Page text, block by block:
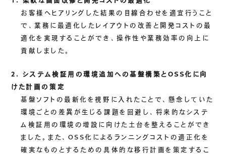
お客様へヒアリングした結果の目線合わせを適宜行うこと
で、業務に最適化したレイアウトの改善と開発コストの最
適化を実現することができ、操作性や業務効率の向上に
貢献しました。
2. システム検証用の環境追加への基盤構築とOSS化に向
けた計画の策定
基盤ソフトの最新化を視野に入れたことで、懸念していた
環境ごとの差異が生じる課題を回避し、将来的なシステ
ム検証用の環境の増設に向けた土台を整えることができ
ました。また、OSS化によるランニングコストの適正化を
確実なものとするための具体的な移行計画を策定するこ